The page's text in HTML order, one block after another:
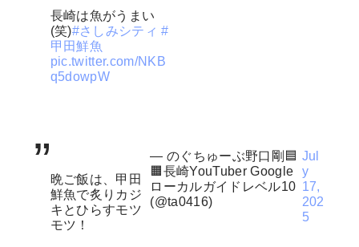
長崎は魚がうまい
(笑)#さしみシティ #
甲田鮮魚
pic.twitter.com/NKB
q5dowpW
晩ご飯は、甲田
鮮魚で炙りカジ
キとひらすモツ
モツ！
— のぐちゅーぶ野口剛🟦
🟧長崎YouTuber Google
ローカルガイドレベル10
(@ta0416)
Jul
y
17,
202
5